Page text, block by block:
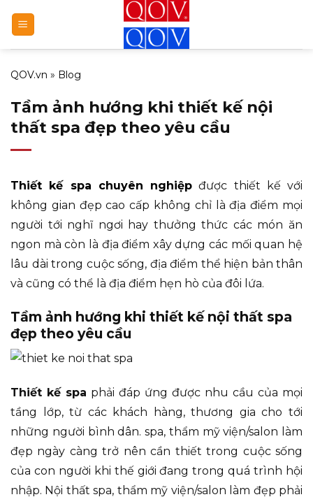
qua
nội
dung
QOV.vn » Blog
Tầm ảnh hướng khi thiết kế nội
thất spa đẹp theo yêu cầu
Thiết kế spa chuyên nghiệp được thiết kế với
không gian đẹp cao cấp không chỉ là địa điểm mọi
người tới nghĩ ngơi hay thưởng thức các món ăn
ngon mà còn là địa điểm xây dựng các mối quan hệ
lâu dài trong cuộc sống, địa điểm thể hiện bản thân
và cũng có thể là địa điểm hẹn hò của đôi lứa.
Tầm ảnh hướng khi thiết kế nội thất spa
đẹp theo yêu cầu
Thiết kế spa phải đáp ứng được nhu cầu của mọi
tầng lớp, từ các khách hàng, thương gia cho tới
những người bình dân. spa, thẩm mỹ viện/salon làm
đẹp ngày càng trở nên cần thiết trong cuộc sống
của con người khi thế giới đang trong quá trình hội
nhập. Nội thất spa, thẩm mỹ viện/salon làm đẹp phải